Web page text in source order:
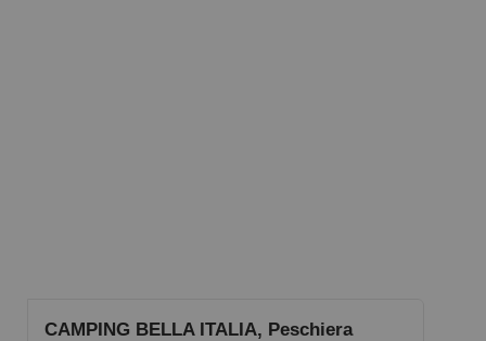
CAMPING BELLA ITALIA, Peschiera